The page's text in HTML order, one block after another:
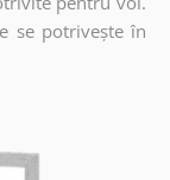
se potrivește în